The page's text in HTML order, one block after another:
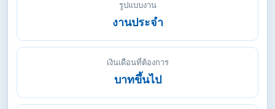
รูปแบบงาน
งานประจำ
เงินเดือนที่ต้องการ
บาทขึ้นไป